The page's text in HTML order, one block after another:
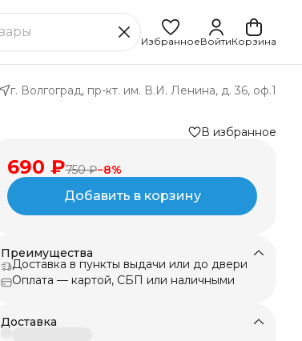
ИзбранноеВойтиКорзина
г. Волгоград, пр-кт. им. В.И. Ленина, д. 36, оф.1
В избранное
690 ₽750 ₽−8%
Добавить в корзину
Преимущества
Доставка в пункты выдачи или до двери
Оплата — картой, СБП или наличными
Доставка